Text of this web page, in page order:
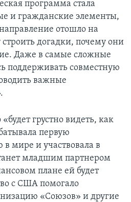
программа стала
и гражданские элементы,
отошло на
строить догадки, почему они
Даже в самые сложные
поддерживать совместную
важные
грустно видеть, как
первую
мире и участвовала в
младшим партнером
плане ей будет
с США помогало
«Союзов» и другие